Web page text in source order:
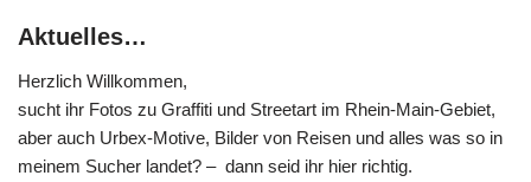
Aktuelles…
Herzlich Willkommen,
sucht ihr Fotos zu Graffiti und Streetart im Rhein-Main-Gebiet,
aber auch Urbex-Motive, Bilder von Reisen und alles was so in
meinem Sucher landet? – dann seid ihr hier richtig.